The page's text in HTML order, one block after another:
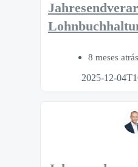
8 meses atrás
2025-12-